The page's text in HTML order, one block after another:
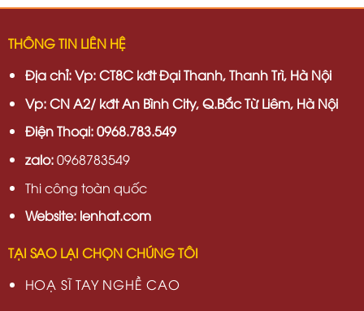
THÔNG TIN LIÊN HỆ
Địa chỉ: Vp: CT8C kđt Đại Thanh, Thanh Trì, Hà Nội
Vp: CN A2/ kđt An Bình City, Q.Bắc Từ Liêm, Hà Nội
Điện Thoại: 0968.783.549
zalo:0968783549
Thi công toàn quốc
Website: lenhat.com
TẠI SAO LẠI CHỌN CHÚNG TÔI
HOẠ SĨ TAY NGHỀ CAO